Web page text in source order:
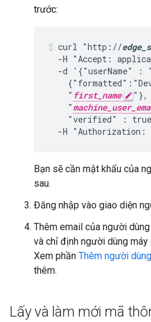
trước:
curl "http://
-H "Accept:
  -d '{"userName" : "
    "
first_name
"},
    "
"verified" :
-H "Authorization:
Bạn sẽ cần mật khẩu của
sau.
Đăng nhập vào giao diện
Thêm email của người
và chỉ định người dùng
Xem phần Thêm người
thêm.
Lấy và làm mới mã